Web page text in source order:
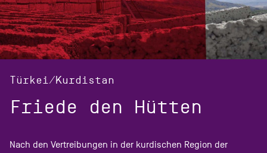
Türkei/Kurdistan
Friede den Hütten
Nach den Vertreibungen in der kurdischen Region der